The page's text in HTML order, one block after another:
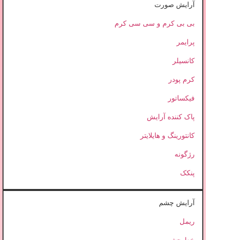
آرایش صورت
بی بی کرم و سی سی کرم
پرایمر
کانسیلر
کرم پودر
فیکساتور
پاک کننده آرایش
کانتورینگ و هایلایتر
رژگونه
پنکک
آرایش چشم
ریمل